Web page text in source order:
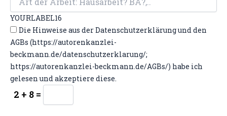
YOURLABEL16
Die Hinweise aus der Datenschutzerklärung und den
AGBs (https://autorenkanzlei-
beckmann.de/datenschutzerklarung/;
https://autorenkanzlei-beckmann.de/AGBs/) habe ich
gelesen und akzeptiere diese.
2 + 8 =